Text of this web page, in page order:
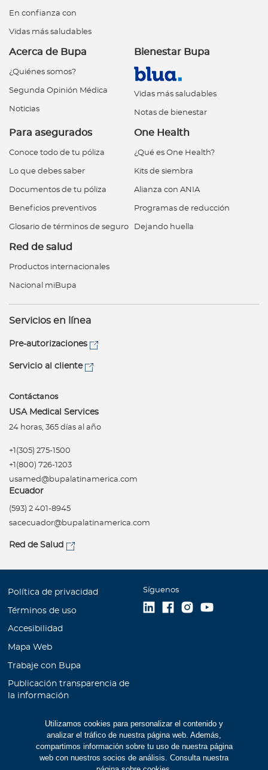
Utilizamos cookies para personalizar el contenido y
analizar el tráfico de nuestra página web. Además,
compartimos información sobre tu uso de nuestra página
web con nuestros socios de análisis. Consulta nuestra
En confianza con
Vidas más saludables
Acerca de Bupa
¿Quiénes somos?
Segunda Opinión Médica
Noticias
Bienestar Bupa
Vidas más saludables
Notas de bienestar
Para asegurados
Conoce todo de tu póliza
Lo que debes saber
Documentos de tu póliza
Beneficios preventivos
Glosario de términos de seguro
One Health
¿Qué es One Health?
Kits de siembra
Alianza con ANIA
Programas de reducción
Dejando huella
Red de salud
Productos internacionales
Nacional miBupa
Servicios en línea
Pre-autorizaciones
Servicio al cliente
Contáctanos
USA Medical Services
24 horas, 365 días al año
+1(305) 275-1500
+1(800) 726-1203
usamed@bupalatinamerica.com
Ecuador
(593) 2 401-8945
sacecuador@bupalatinamerica.com
Red de Salud
Política de privacidad
Términos de uso
Accesibilidad
Mapa Web
Trabaje con Bupa
Publicación transparencia de
la información
Educación Financiera
Cookies
Síguenos